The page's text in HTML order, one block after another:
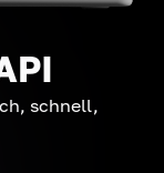
schnell,